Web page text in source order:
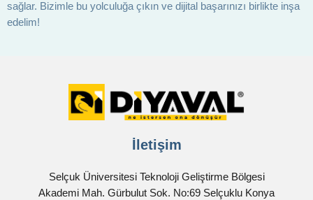
sağlar. Bizimle bu yolculuğa çıkın ve dijital başarınızı birlikte inşa
edelim!
İletişim
Selçuk Üniversitesi Teknoloji Geliştirme Bölgesi
Akademi Mah. Gürbulut Sok. No:69 Selçuklu Konya